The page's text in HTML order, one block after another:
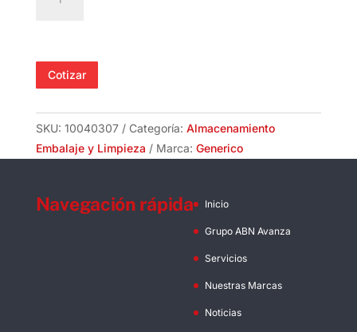
Municipal
cantidad
Cotizar
SKU: 10040307 Categoría: Almacenamiento
Embalaje y Limpieza
Marca: Generico
Navegación rápida Inicio
Grupo ABN Avanza
Servicios
Nuestras Marcas
Noticias